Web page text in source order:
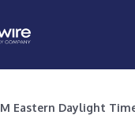
Eastern Daylight